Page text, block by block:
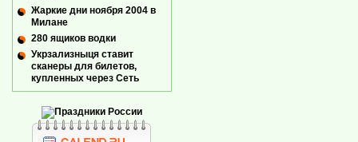
Жаркие дни ноября 2004 в
Милане
280 ящиков водки
Укрзализныця ставит
сканеры для билетов,
купленных через Сеть